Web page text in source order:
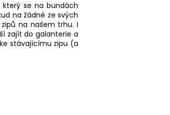
který se na bundách
na žádné ze svých
na našem trhu. I
zajít do galanterie a
stávajícímu zipu (a